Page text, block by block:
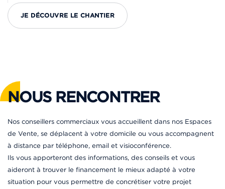
JE DÉCOUVRE LE CHANTIER
NOUS RENCONTRER
Nos conseillers commerciaux vous accueillent dans nos Espaces
de Vente, se déplacent à votre domicile ou vous accompagnent
à distance par téléphone, email et visioconférence.
Ils vous apporteront des informations, des conseils et vous
aideront à trouver le financement le mieux adapté à votre
situation pour vous permettre de concrétiser votre projet